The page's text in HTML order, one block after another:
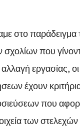
στο παράδειγμα
που
εργασίας, οι
έχουν
που
των